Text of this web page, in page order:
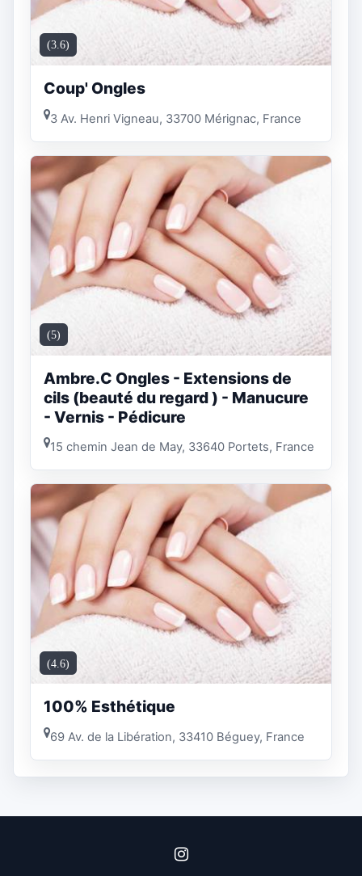
(3.6)
Coup' Ongles
3 Av. Henri Vigneau, 33700 Mérignac, France
(5)
Ambre.C Ongles - Extensions de
cils (beauté du regard ) - Manucure
- Vernis - Pédicure
15 chemin Jean de May, 33640 Portets, France
(4.6)
100% Esthétique
69 Av. de la Libération, 33410 Béguey, France